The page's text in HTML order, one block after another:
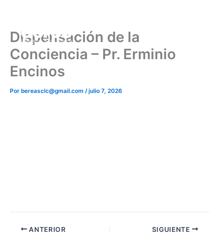
Dispensación de la
Conciencia – Pr. Erminio
Encinos
Por bereasclc@gmail.com /julio 7, 2026
ANTERIOR SIGUIENTE